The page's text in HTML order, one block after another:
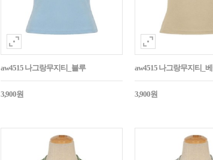
aw4515 나그랑무지티_블루
3,900원
aw4515 나그랑무지티_베
3,900원